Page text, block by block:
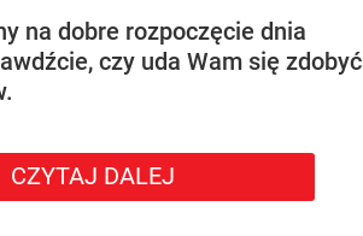
na dobre rozpoczęcie dnia
czy uda Wam się zdobyć
CZYTAJ DALEJ